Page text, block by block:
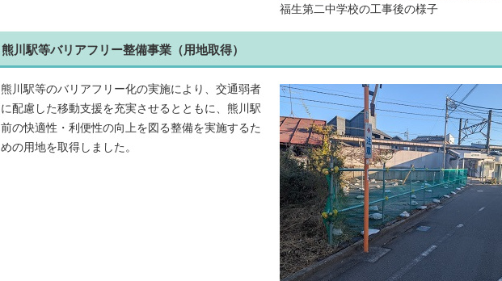
福生第二中学校の工事後の様子
熊川駅等バリアフリー整備事業（用地取得）
熊川駅等のバリアフリー化の実施により、交通弱者
に配慮した移動支援を充実させるとともに、熊川駅
前の快適性・利便性の向上を図る整備を実施するた
めの用地を取得しました。